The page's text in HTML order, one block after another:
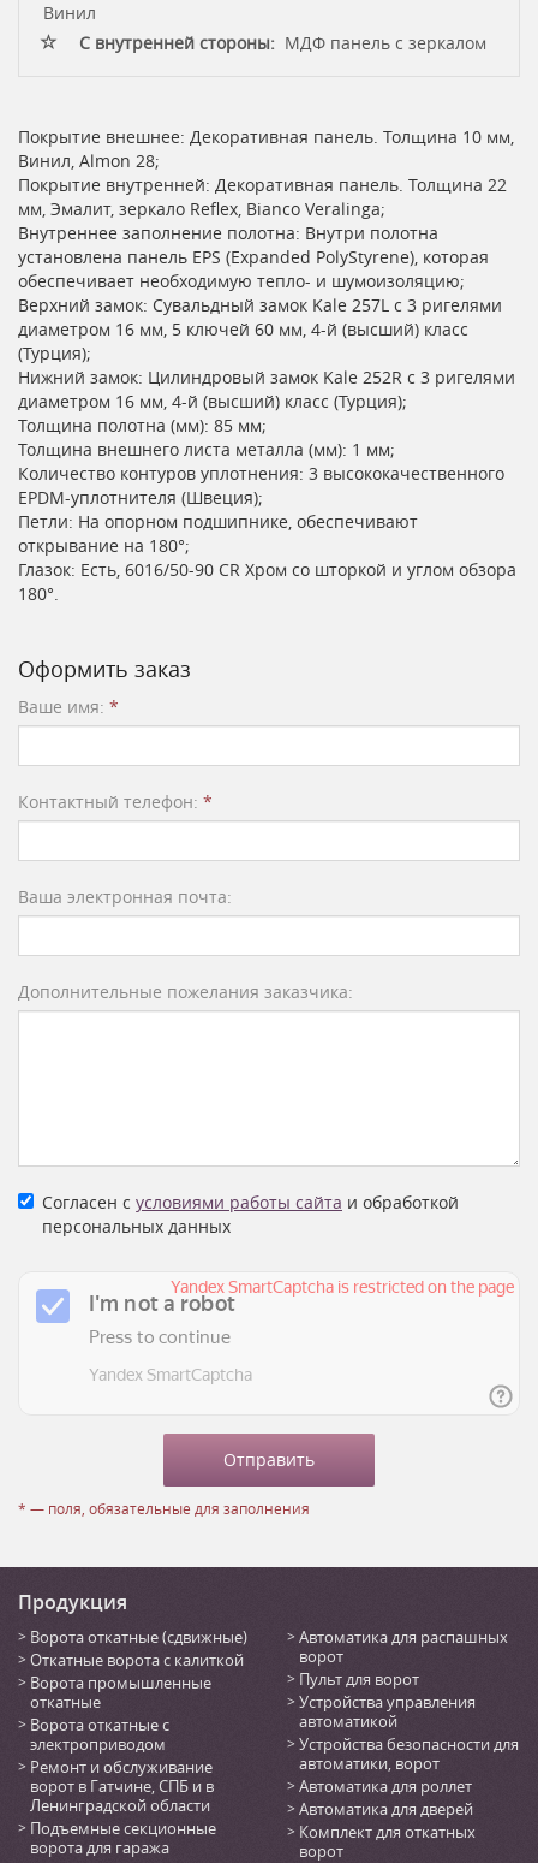
Винил
С внутренней стороны: МДФ панель с зеркалом
Покрытие внешнее: Декоративная панель. Толщина 10 мм,
Винил, Almon 28;
Покрытие внутренней: Декоративная панель. Толщина 22
мм, Эмалит, зеркало Reflex, Bianco Veralinga;
Внутреннее заполнение полотна: Внутри полотна
установлена панель EPS (Expanded PolyStyrene), которая
обеспечивает необходимую тепло- и шумоизоляцию;
Верхний замок: Сувальдный замок Kale 257L с 3 ригелями
диаметром 16 мм, 5 ключей 60 мм, 4-й (высший) класс
(Турция);
Нижний замок: Цилиндровый замок Kale 252R с 3 ригелями
диаметром 16 мм, 4-й (высший) класс (Турция);
Толщина полотна (мм): 85 мм;
Толщина внешнего листа металла (мм): 1 мм;
Количество контуров уплотнения: 3 высококачественного
EPDM-уплотнителя (Швеция);
Петли: На опорном подшипнике, обеспечивают
открывание на 180°;
Глазок: Есть, 6016/50-90 CR Хром со шторкой и углом обзора
180°.
Оформить заказ
Ваше имя: *
Контактный телефон: *
Ваша электронная почта:
Дополнительные пожелания заказчика:
Согласен с условиями работы сайта и обработкой
персональных данных
* — поля, обязательные для заполнения
Продукция
Ворота откатные (сдвижные)
Откатные ворота с калиткой
Ворота промышленные
откатные
Ворота откатные с
электроприводом
Ремонт и обслуживание
ворот в Гатчине, СПБ и в
Ленинградской области
Подъемные секционные
ворота для гаража
Автоматика для распашных
ворот
Пульт для ворот
Устройства управления
автоматикой
Устройства безопасности для
автоматики, ворот
Автоматика для роллет
Автоматика для дверей
Комплект для откатных
ворот